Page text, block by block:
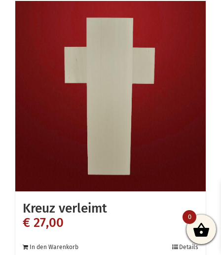
Kreuz verleimt
€ 27,00
In den Warenkorb Details
0